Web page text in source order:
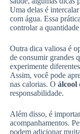
Uma delas é
com água. Essa
controlar a
Outra dica valiosa é
de consumir grandes
experimente
Assim, você pode
nas calorias. O álcool
responsabilidade.
Além disso, é
acompanhamentos.
podem adicionar